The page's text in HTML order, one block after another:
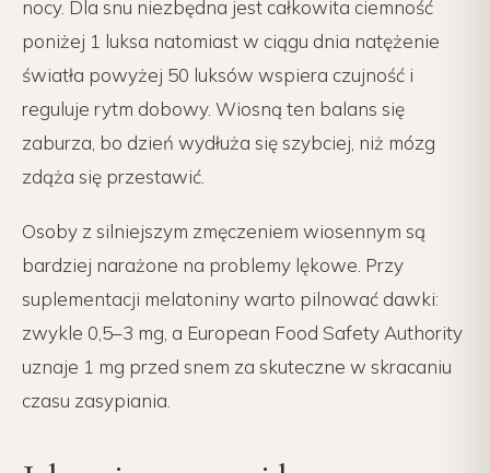
nocy. Dla snu niezbędna jest całkowita ciemność
poniżej 1 luksa natomiast w ciągu dnia natężenie
światła powyżej 50 luksów wspiera czujność i
reguluje rytm dobowy. Wiosną ten balans się
zaburza, bo dzień wydłuża się szybciej, niż mózg
zdąża się przestawić.
Osoby z silniejszym zmęczeniem wiosennym są
bardziej narażone na problemy lękowe. Przy
suplementacji melatoniny warto pilnować dawki:
zwykle 0,5–3 mg, a European Food Safety Authority
uznaje 1 mg przed snem za skuteczne w skracaniu
czasu zasypiania.